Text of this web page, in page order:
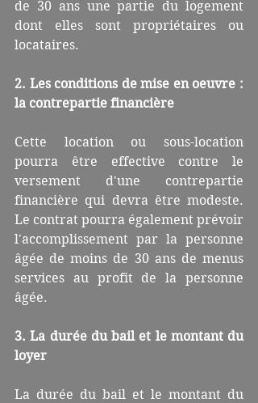
de 30 ans une partie du logement
dont elles sont propriétaires ou
locataires.
2. Les conditions de mise en oeuvre :
la contrepartie financière
Cette location ou sous-location
pourra être effective contre le
versement d'une contrepartie
financière qui devra être modeste.
Le contrat pourra également prévoir
l'accomplissement par la personne
âgée de moins de 30 ans de menus
services au profit de la personne
âgée.
3. La durée du bail et le montant du
loyer
La durée du bail et le montant du